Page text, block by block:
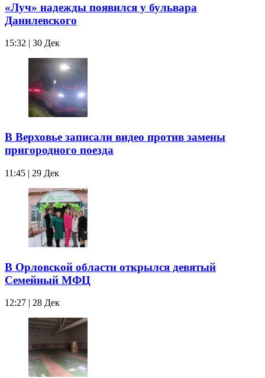
«Луч» надежды появился у бульвара
Данилевского
15:32 | 30 Дек
В Верховье записали видео против замены
пригородного поезда
11:45 | 29 Дек
В Орловской области открылся девятый
Семейный МФЦ
12:27 | 28 Дек